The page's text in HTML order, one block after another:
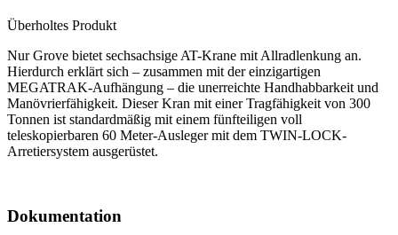
Überholtes Produkt
Nur Grove bietet sechsachsige AT-Krane mit Allradlenkung an.
Hierdurch erklärt sich – zusammen mit der einzigartigen
MEGATRAK-Aufhängung – die unerreichte Handhabbarkeit und
Manövrierfähigkeit. Dieser Kran mit einer Tragfähigkeit von 300
Tonnen ist standardmäßig mit einem fünfteiligen voll
teleskopierbaren 60 Meter-Ausleger mit dem TWIN-LOCK-
Arretiersystem ausgerüstet.
Dokumentation